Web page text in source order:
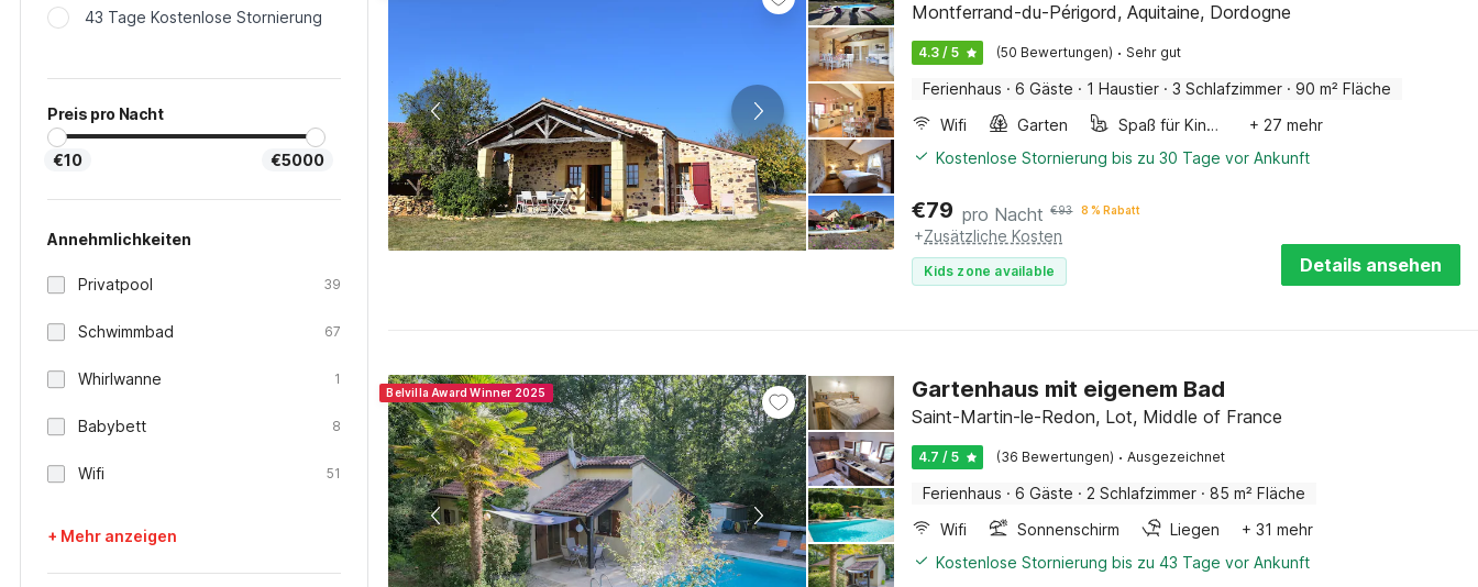
43 Tage Kostenlose Stornierung
Preis pro Nacht
€10 €5000
Annehmlichkeiten
Privatpool 39
Schwimmbad 67
Whirlwanne 1
Babybett 8
Wifi 51
+ Mehr anzeigen
Montferrand-du-Périgord, Aquitaine, Dordogne
4.3 / 5 (50 Bewertungen) · Sehr gut
Ferienhaus · 6 Gäste · 1 Haustier · 3 Schlafzimmer · 90 m² Fläche
Wifi
Garten Spaß für Kinder
+ 27 mehr
Kostenlose Stornierung bis zu 30 Tage vor Ankunft
€79 pro Nacht €93 8 % Rabatt
+Zusätzliche Kosten
Kids zone available Details ansehen
Belvilla Award Winner 2025 Gartenhaus mit eigenem Bad
Saint-Martin-le-Redon, Lot, Middle of France
4.7 / 5 (36 Bewertungen) · Ausgezeichnet
Ferienhaus · 6 Gäste · 2 Schlafzimmer · 85 m² Fläche
Wifi
Sonnenschirm Liegen
+ 31 mehr
Kostenlose Stornierung bis zu 43 Tage vor Ankunft